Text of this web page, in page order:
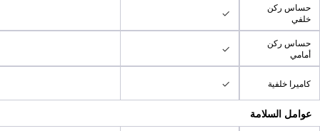
حساس ركن
خلفي
✓
حساس ركن
أمامي
✓
كاميرا خلفية
✓
عوامل السلامة